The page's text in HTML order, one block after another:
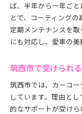
ば、半年から一年ご
とで、コーティング
定期メンテナンスを
にも対応し、愛車の美
筑西市で受けられ
筑西市では、カーコ
しています。理由と
的なサポートが受け